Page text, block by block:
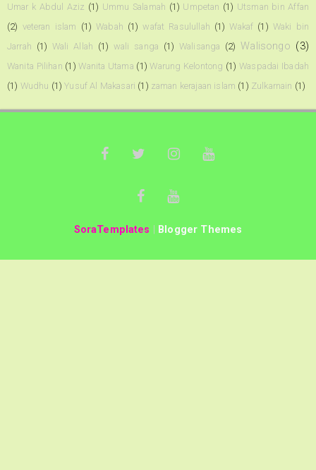
Umar k Abdul Aziz (1) Ummu Salamah (1) Umpetan (1) Utsman bin Affan
(2) veteran islam (1) Wabah (1) wafat Rasulullah (1) Wakaf (1) Waki bin
Jarrah (1) Wali Allah (1) wali sanga (1) Walisanga (2) Walisongo (3)
Wanita Pilihan (1) Wanita Utama (1) Warung Kelontong (1) Waspadai Ibadah
(1) Wudhu (1) Yusuf Al Makasari (1) zaman kerajaan islam (1) Zulkarnain (1)
SoraTemplates Blogger Themes